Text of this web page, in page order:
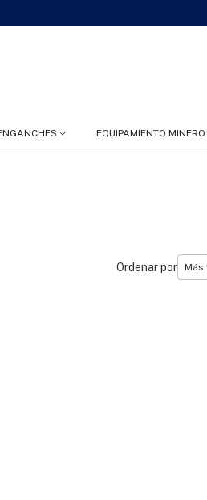
EQUIPAMIENTO MINERO
Ordenar por